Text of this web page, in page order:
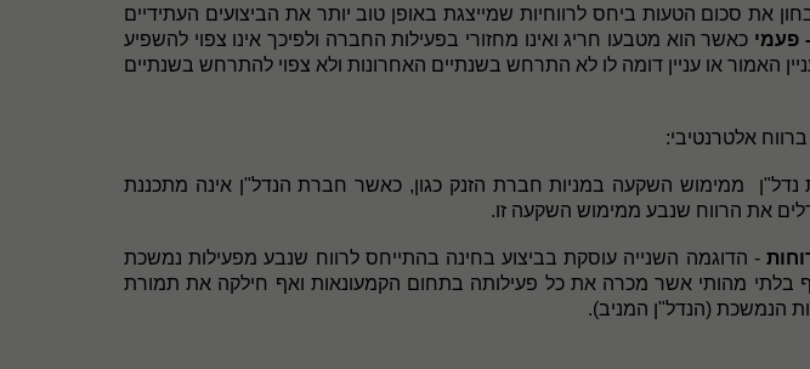
את סכום הטעות ביחס לרווחיות שמייצגת באופן טוב יותר את הביצועים העתידיים
- פעמי כאשר הוא מטבעו חריג ואינו מחזורי בפעילות החברה ולפיכך אינו צפוי להשפיע
האמור או עניין דומה לו לא התרחש בשנתיים האחרונות ולא צפוי להתרחש בשנתיים
ממימוש השקעה במניות חברת הזנק כגון, כאשר חברת הנדל"ן אינה מתכננת
את הרווח שנבע ממימוש השקעה זו.
- הדוגמה השנייה עוסקת בביצוע בחינה בהתייחס לרווח שנבע מפעילות נמשכת
בלתי מהותי אשר מכרה את כל פעילותה בתחום הקמעונאות ואף חילקה את תמורת
הנמשכת (הנדל"ן המניב).